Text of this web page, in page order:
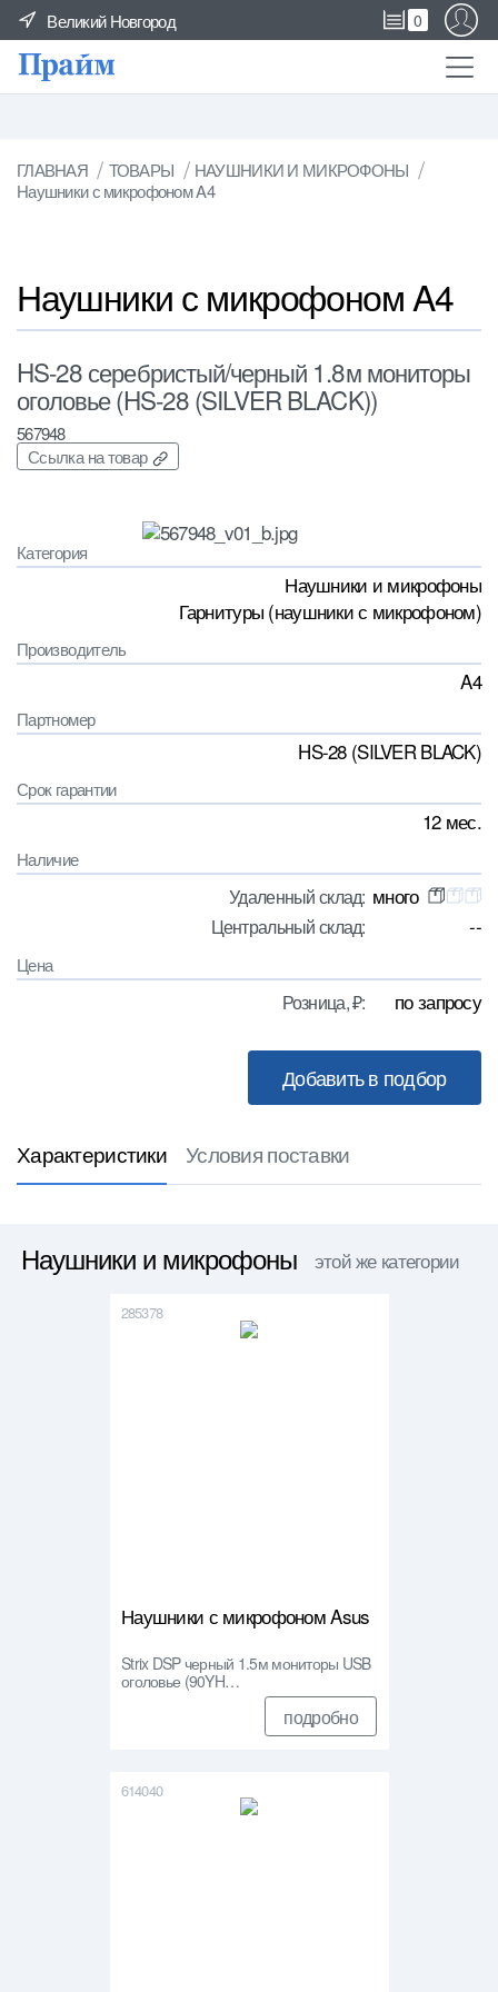
Великий Новгород 0
ГЛАВНАЯ ТОВАРЫ
НАУШНИКИ И МИКРОФОНЫ
Наушники с микрофоном A4
Наушники с микрофоном A4
HS-28 серебристый/черный 1.8м мониторы
оголовье (HS-28 (SILVER BLACK))
567948
Ссылка на товар
Категория
Наушники и микрофоны
Гарнитуры (наушники с микрофоном)
Производитель
A4
Партномер
HS-28 (SILVER BLACK)
Срок гарантии
12 мес.
Наличие
Удаленный склад: много
Центральный склад: --
Цена
Розница, ₽: по запросу
Характеристики Условия поставки
Наушники и микрофоны этой же категории
285378
Наушники с микрофоном Asus
Strix DSP черный 1.5м мониторы USB
оголовье (90YH…
подробно
614040